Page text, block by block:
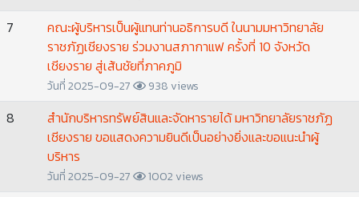
7
คณะผู้บริหารเป็นผู้แทนท่านอธิการบดี ในนามมหาวิทยาลัย
ราชภัฏเชียงราย ร่วมงานสภากาแฟ ครั้งที่ 10 จังหวัด
เชียงราย สู่เส้นชัยที่ภาคภูมิ
วันที่ 2025-09-27 938 views
8
สำนักบริหารทรัพย์สินและจัดหารายได้ มหาวิทยาลัยราชภัฏ
เชียงราย ขอแสดงความยินดีเป็นอย่างยิ่งและขอแนะนำผู้
บริหาร
วันที่ 2025-09-27 1002 views